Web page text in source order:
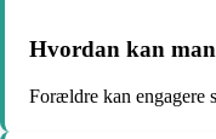
Hvordan kan
Forældre kan engagere